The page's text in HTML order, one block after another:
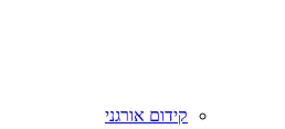
קידום אורגני